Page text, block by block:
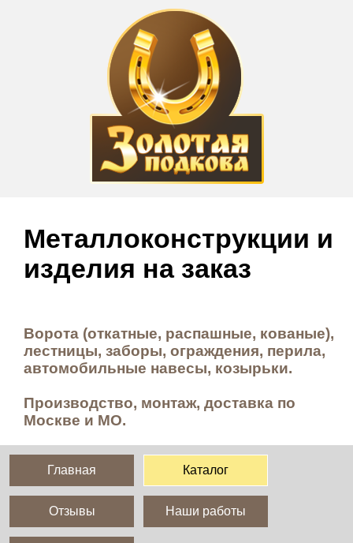
Металло­конструкции и
изделия на заказ
Ворота (откатные, распашные, кованые),
лестницы, заборы, ограждения, перила,
автомобильные навесы, козырьки.
Производство, монтаж, доставка по
Москве и МО.
Главная Каталог
Отзывы Наши работы